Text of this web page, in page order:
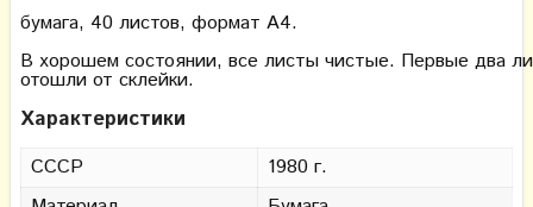
бумага, 40 листов, формат А4.
В хорошем состоянии, все листы чистые. Первые два
отошли от склейки.
Характеристики
СССР
1980 г.